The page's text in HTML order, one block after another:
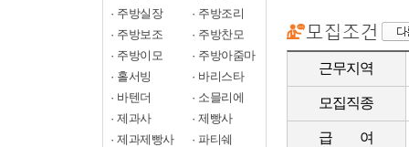
· 주방실장 · 주방조리
· 주방보조 · 주방찬모
· 주방이모 · 주방아줌마
· 홀서빙 · 바리스타
· 바텐더 · 소믈리에
·제과사 ·제빵사
·제과제빵사 ·파티쉐
근무지역
모집직종
급 여